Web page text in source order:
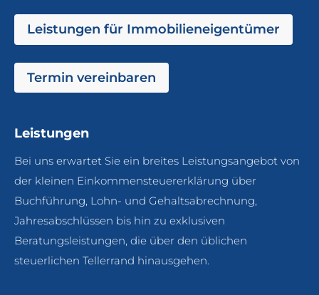
Leistungen für Immobilieneigentümer
Termin vereinbaren
Leistungen
Bei uns erwartet Sie ein breites Leistungsangebot von
der kleinen Einkommensteuererklärung über
Buchführung, Lohn- und Gehaltsabrechnung,
Jahresabschlüssen bis hin zu exklusiven
Beratungsleistungen, die über den üblichen
steuerlichen Tellerrand hinausgehen.